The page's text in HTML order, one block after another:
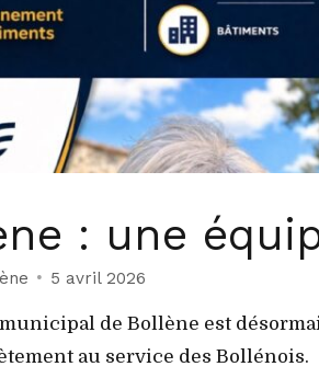
: une
5 avril 2026
de Bollène est
au service des Bollénois.